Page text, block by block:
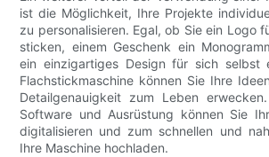
ist die Möglichkeit, Ihre Projekte
zu personalisieren. Egal, ob Sie ein Logo
sticken, einem Geschenk ein
ein einzigartiges Design für sich selbst
Flachstickmaschine können Sie Ihre
Detailgenauigkeit zum Leben
Software und Ausrüstung können Sie
digitalisieren und zum schnellen und
Ihre Maschine hochladen.